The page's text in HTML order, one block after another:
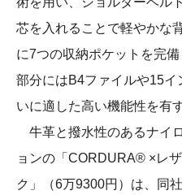
芯を入れることで軽やかな
に7つの収納ポケットを完
部分にはB4ファイルや15
いに適した高い機能性を有す
牛革と撥水性のあるナイ
ョンの「CORDURA® ×レ
ク」（6万9300円）は、同